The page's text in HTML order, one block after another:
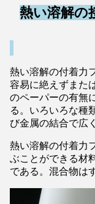
熱い溶解の
熱い溶解の付着力
容易に絶えずまた
のペーパーの有無
る。いろいろな種
び金属の結合で広
熱い溶解の付着力
ぶことができる材
である。混合物は